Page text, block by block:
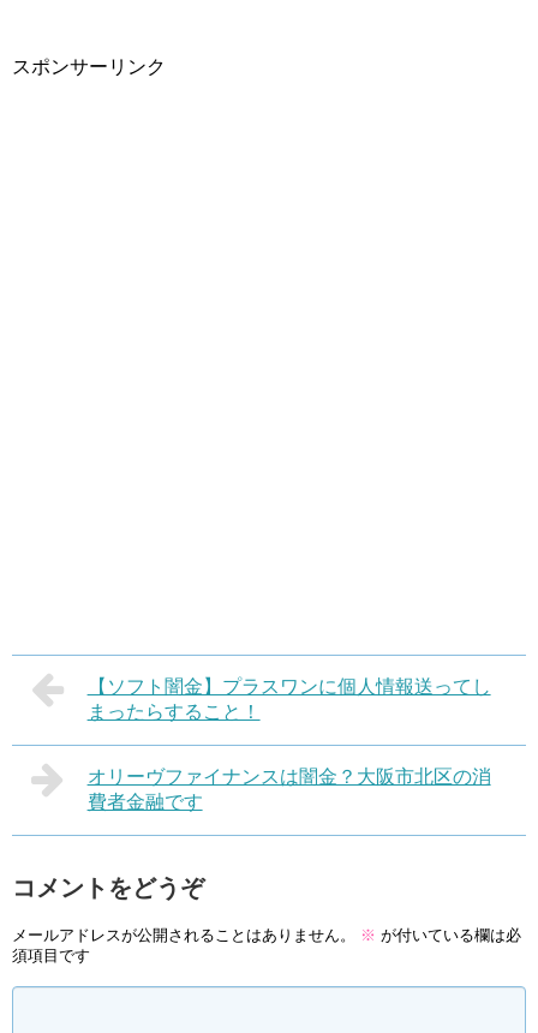
スポンサーリンク
【ソフト闇金】プラスワンに個人情報送ってし
まったらすること！
オリーヴファイナンスは闇金？大阪市北区の消
費者金融です
コメントをどうぞ
メールアドレスが公開されることはありません。 ※ が付いている欄は必
須項目です